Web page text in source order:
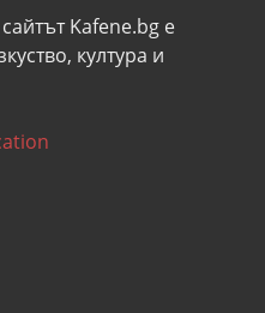
Kafene.bg e
култура и